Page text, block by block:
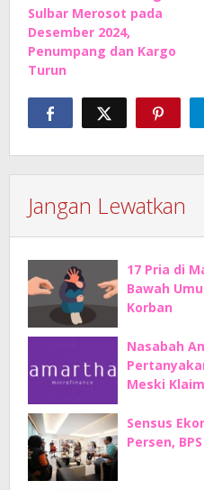
Sulbar Merosot pada
Desember 2024,
Penumpang dan Kargo
Turun
Jangan Lewatkan
17 Pria di
Bawah
Korban
Nasabah
Meski
Sensus
Persen,